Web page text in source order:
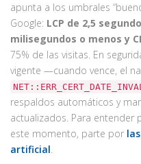
apunta a los umbrales
Google: LCP de 2,5
milisegundos o menos y
75% de las visitas. En
vigente —cuando vence, el
respaldos automáticos y
actualizados. Para
este momento, parte por
artificial.